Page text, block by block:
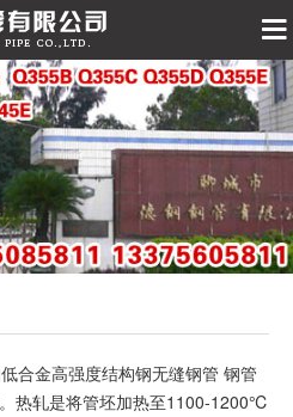
合金高强度结构钢无缝钢管 钢管
热轧是将管坯加热至1100-1200℃